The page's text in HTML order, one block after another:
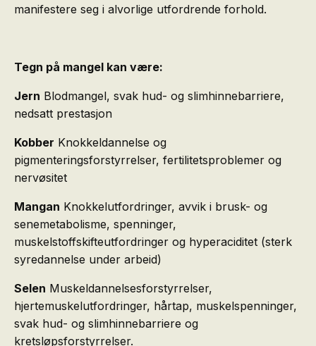
manifestere seg i alvorlige utfordrende forhold.
Tegn på mangel kan være:
Jern Blodmangel, svak hud- og slimhinnebarriere,
nedsatt prestasjon
Kobber Knokkeldannelse og
pigmenteringsforstyrrelser, fertilitetsproblemer og
nervøsitet
Mangan Knokkelutfordringer, avvik i brusk- og
senemetabolisme, spenninger,
muskelstoffskifteutfordringer og hyperaciditet (sterk
syredannelse under arbeid)
Selen Muskeldannelsesforstyrrelser,
hjertemuskelutfordringer, hårtap, muskelspenninger,
svak hud- og slimhinnebarriere og
kretsløpsforstyrrelser.